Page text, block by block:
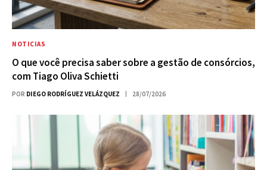
NOTICIAS
O que você precisa saber sobre a gestão de consórcios,
com Tiago Oliva Schietti
POR DIEGO RODRÍGUEZ VELÁZQUEZ 28/07/2026